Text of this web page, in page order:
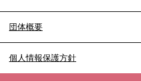
団体概要
個人情報保護方針